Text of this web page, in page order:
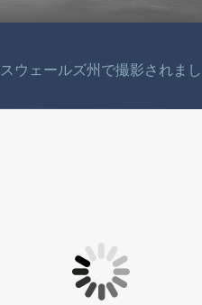
ウェールズ州で撮影されま